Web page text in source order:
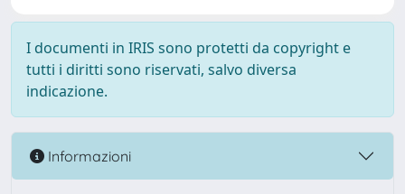
I documenti in IRIS sono protetti da copyright e
tutti i diritti sono riservati, salvo diversa
indicazione.
Informazioni